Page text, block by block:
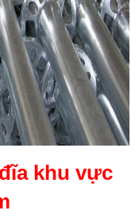
khu vực